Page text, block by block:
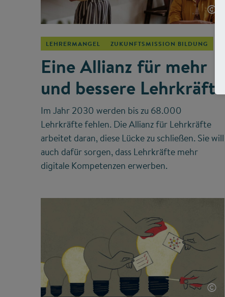
©
LEHRERMANGEL ZUKUNFTSMISSION BILDUNG
Eine Allianz für mehr
und bessere Lehrkräfte
Im Jahr 2030 werden bis zu 68.000
Lehrkräfte fehlen. Die Allianz für Lehrkräfte
arbeitet daran, diese Lücke zu schließen. Sie will
auch dafür sorgen, dass Lehrkräfte mehr
digitale Kompetenzen erwerben.
©